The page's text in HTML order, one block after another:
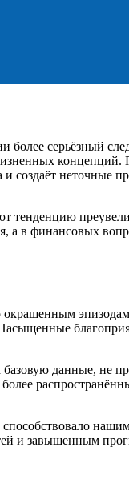
более серьёзный
концепций.
создаёт неточные
тенденцию
а в финансовых
окрашенным
данные, не
и завышенным